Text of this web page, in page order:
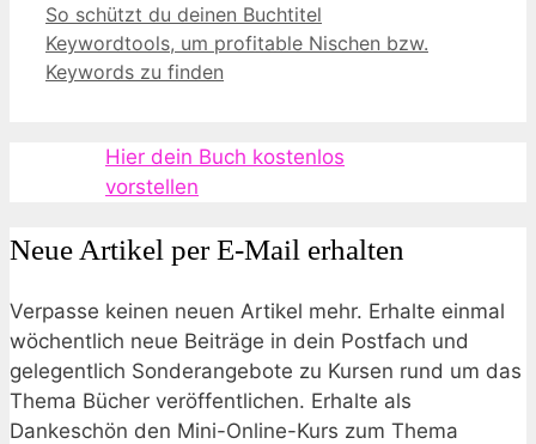
So schützt du deinen Buchtitel
Keywordtools, um profitable Nischen bzw.
Keywords zu finden
Hier dein Buch kostenlos
vorstellen
Neue Artikel per E-Mail erhalten
Verpasse keinen neuen Artikel mehr. Erhalte einmal
wöchentlich neue Beiträge in dein Postfach und
gelegentlich Sonderangebote zu Kursen rund um das
Thema Bücher veröffentlichen. Erhalte als
Dankeschön den Mini-Online-Kurs zum Thema